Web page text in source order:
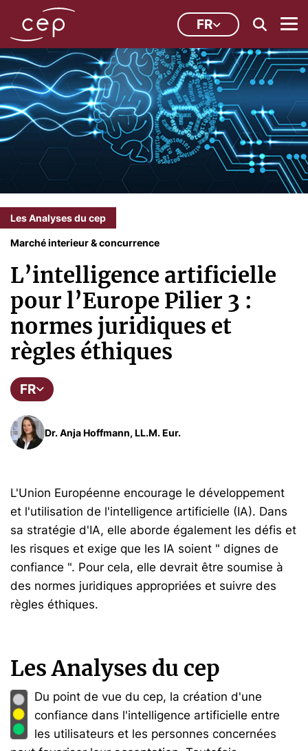
FR
Les Analyses du cep
Marché interieur & concurrence
L’intelligence artificielle
pour l’Europe Pilier 3 :
normes juridiques et
règles éthiques
FR
Dr. Anja Hoffmann, LL.M. Eur.
L'Union Européenne encourage le développement
et l'utilisation de l'intelligence artificielle (IA). Dans
sa stratégie d'IA, elle aborde également les défis et
les risques et exige que les IA soient " dignes de
confiance ". Pour cela, elle devrait être soumise à
des normes juridiques appropriées et suivre des
règles éthiques.
Les Analyses du cep
Du point de vue du cep, la création d'une
confiance dans l'intelligence artificielle entre
les utilisateurs et les personnes concernées